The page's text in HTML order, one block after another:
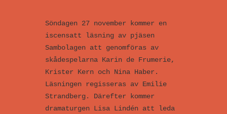
Söndagen 27 november kommer en
iscensatt läsning av pjäsen
Sambolagen att genomföras av
skådespelarna Karin de Frumerie,
Krister Kern och Nina Haber.
Läsningen regisseras av Emilie
Strandberg. Därefter kommer
dramaturgen Lisa Lindén att leda